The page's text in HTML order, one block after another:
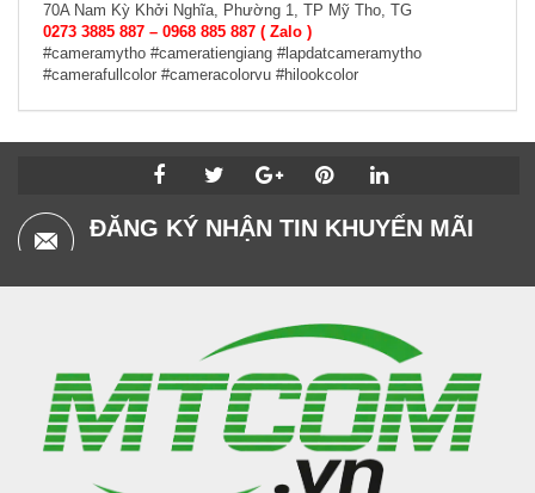
70A Nam Kỳ Khởi Nghĩa, Phường 1, TP Mỹ Tho, TG
0273 3885 887 – 0968 885 887 ( Zalo )
#cameramytho #cameratiengiang #lapdatcameramytho
#camerafullcolor #cameracolorvu #hilookcolor
ĐĂNG KÝ NHẬN TIN KHUYẾN MÃI